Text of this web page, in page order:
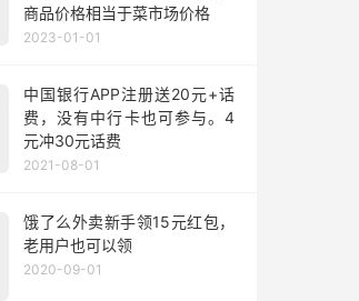
商品价格相当于菜市场价格
2023-01-01
中国银行APP注册送20元+话
费，没有中行卡也可参与。4
元冲30元话费
2021-08-01
饿了么外卖新手领15元红包，
老用户也可以领
2020-09-01